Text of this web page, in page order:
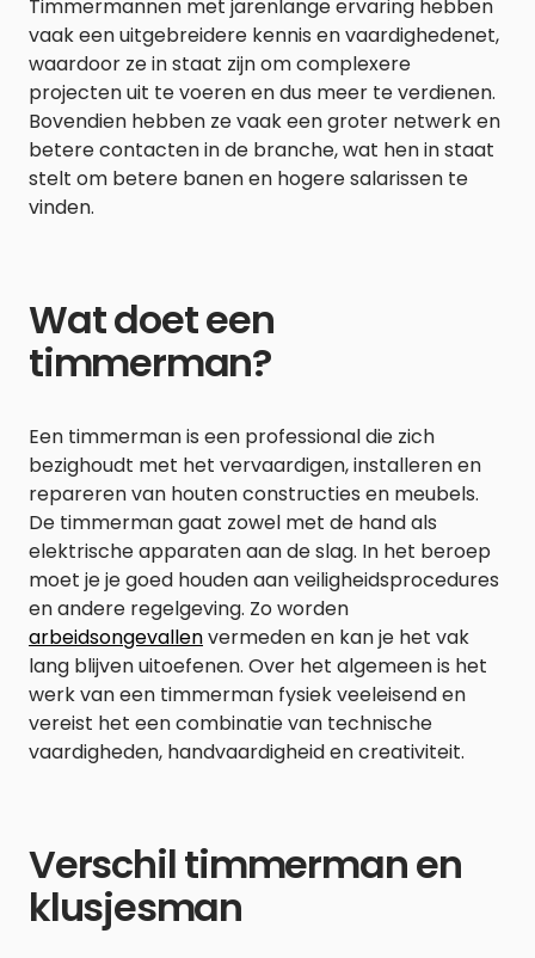
Timmermannen met jarenlange ervaring hebben
vaak een uitgebreidere kennis en vaardighedenet,
waardoor ze in staat zijn om complexere
projecten uit te voeren en dus meer te verdienen.
Bovendien hebben ze vaak een groter netwerk en
betere contacten in de branche, wat hen in staat
stelt om betere banen en hogere salarissen te
vinden.
Wat doet een
timmerman?
Een timmerman is een professional die zich
bezighoudt met het vervaardigen, installeren en
repareren van houten constructies en meubels.
De timmerman gaat zowel met de hand als
elektrische apparaten aan de slag. In het beroep
moet je je goed houden aan veiligheidsprocedures
en andere regelgeving. Zo worden
arbeidsongevallenvermeden en kan je het vak
lang blijven uitoefenen. Over het algemeen is het
werk van een timmerman fysiek veeleisend en
vereist het een combinatie van technische
vaardigheden, handvaardigheid en creativiteit.
Verschil timmerman en
klusjesman